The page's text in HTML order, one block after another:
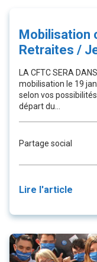
Mobilisation
Retraites /
LA CFTC SERA
mobilisation le 19
selon vos
départ du...
Partage social
Lire l'article